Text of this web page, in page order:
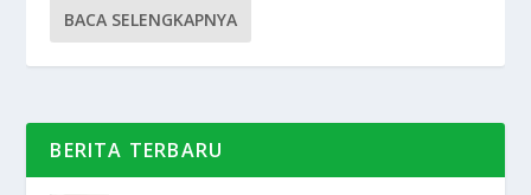
BACA SELENGKAPNYA
BERITA TERBARU